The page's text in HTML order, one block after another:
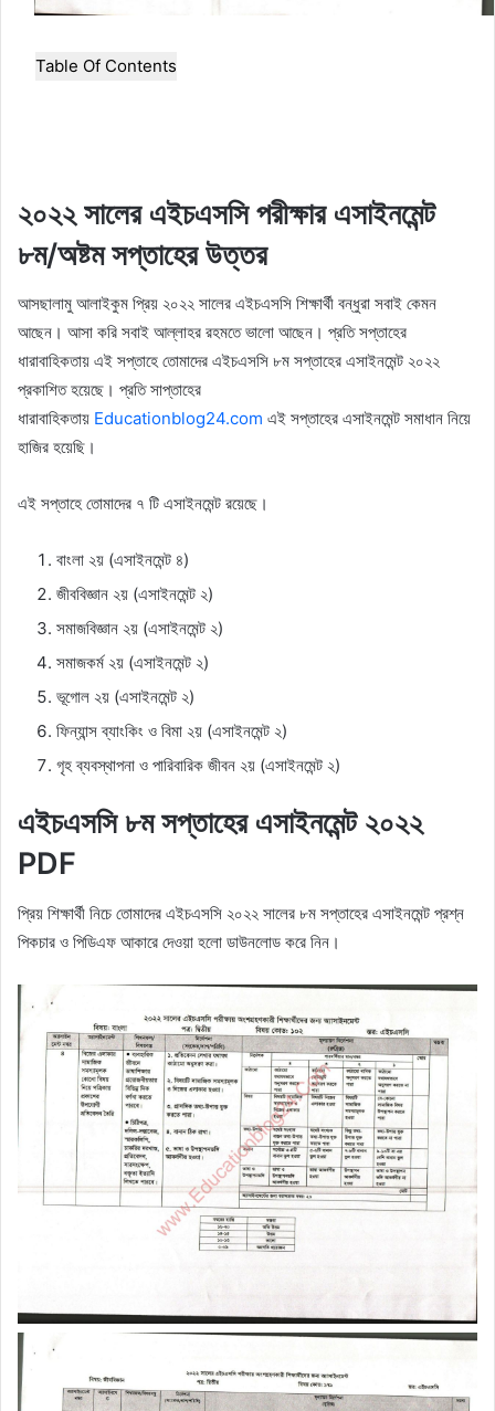
Table Of Contents
২০২২ সালের এইচএসসি পরীক্ষার এসাইনমেন্ট
৮ম/অষ্টম সপ্তাহের উত্তর
আসছালামু আলাইকুম প্রিয় ২০২২ সালের এইচএসসি শিক্ষার্থী বন্ধুরা সবাই কেমন
আছেন। আসা করি সবাই আল্লাহর রহমতে ভালো আছেন। প্র‍তি সপ্তাহের
ধারাবাহিকতায় এই সপ্তাহে তোমাদের এইচএসসি ৮ম সপ্তাহের এসাইনমেন্ট ২০২২
প্রকাশিত হয়েছে। প্রতি সাপ্তাহের
ধারাবাহিকতায় Educationblog24.com এই সপ্তাহের এসাইনমেন্ট সমাধান নিয়ে
হাজির হয়েছি।
এই সপ্তাহে তোমাদের ৭ টি এসাইনমেন্ট রয়েছে।
বাংলা ২য় (এসাইনমেন্ট ৪)
জীববিজ্ঞান ২য় (এসাইনমেন্ট ২)
সমাজবিজ্ঞান ২য় (এসাইনমেন্ট ২)
সমাজকর্ম ২য় (এসাইনমেন্ট ২)
ভূগোল ২য় (এসাইনমেন্ট ২)
ফিন্যান্স ব্যাংকিং ও বিমা ২য় (এসাইনমেন্ট ২)
গৃহ ব্যবস্থাপনা ও পারিবারিক জীবন ২য় (এসাইনমেন্ট ২)
এইচএসসি ৮ম সপ্তাহের এসাইনমেন্ট ২০২২
PDF
প্রিয় শিক্ষার্থী নিচে তোমাদের এইচএসসি ২০২২ সালের ৮ম সপ্তাহের এসাইনমেন্ট প্রশ্ন
পিকচার ও পিডিএফ আকারে দেওয়া হলো ডাউনলোড করে নিন।